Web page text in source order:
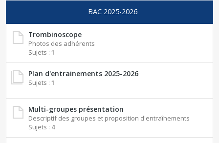
rc
BAC 2025-2026
Trombinoscope
Photos des adhérents
Sujets : 1
Plan d'entrainements 2025-2026
Sujets : 1
Multi-groupes présentation
Descriptif des groupes et proposition d'entraînements
Sujets : 4